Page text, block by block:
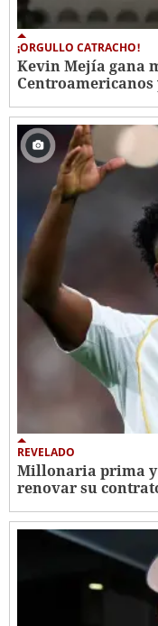
¡ORGULLO CATRACHO!
Kevin Mejía gana
Centroamericanos
REVELADO
Millonaria prima y
renovar su